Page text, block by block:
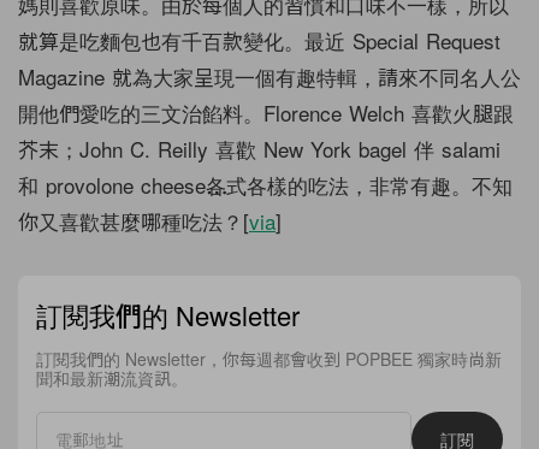
就算是吃麵包也有千百款變化。最近 Special Request
Magazine 就為大家呈現一個有趣特輯，請來不同名人公
開他們愛吃的三文治餡料。Florence Welch 喜歡火腿跟
芥末；John C. Reilly 喜歡 New York bagel 伴 salami
和 provolone cheese⋯⋯各式各樣的吃法，非常有趣。不知
你又喜歡甚麼哪種吃法？[via]
訂閱我們的 Newsletter
訂閱我們的 Newsletter，你每週都會收到 POPBEE 獨家時尚新
聞和最新潮流資訊。
訂閱